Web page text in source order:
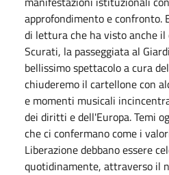
approfondimento e confronto.
di lettura che ha visto anche
Scurati, la passeggiata al
bellissimo spettacolo a cura
chiuderemo il cartellone con
e momenti musicali
dei diritti e dell'Europa. Temi
che ci confermano come i
Liberazione debbano essere
quotidinamente, attraverso il